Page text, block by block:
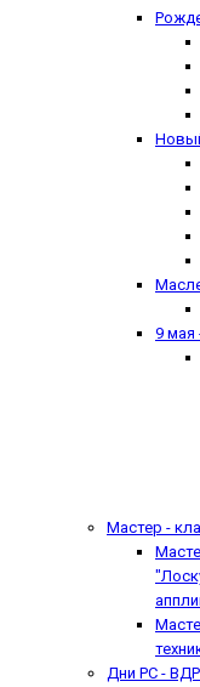
9 мая
Мастер -
Дни РС -